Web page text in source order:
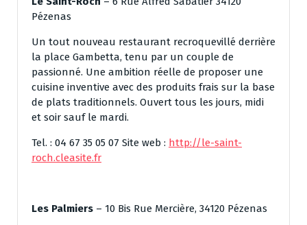
Pézenas
Un tout nouveau restaurant recroquevillé derrière
la place Gambetta, tenu par un couple de
passionné. Une ambition réelle de proposer une
cuisine inventive avec des produits frais sur la base
de plats traditionnels. Ouvert tous les jours, midi
et soir sauf le mardi.
Tel. : 04 67 35 05 07 Site web : http://le-saint-
roch.cleasite.fr
Les Palmiers – 10 Bis Rue Mercière, 34120 Pézenas